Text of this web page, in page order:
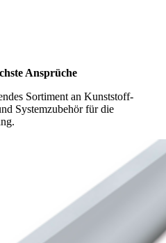
Ansprüche
Sortiment an Kunststoff-
Systemzubehör für die